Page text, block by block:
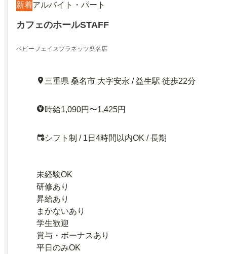
新着アルバイト・パート
カフェのホールSTAFF
ベビーフェイスプラネッツ桑名店
三重県 桑名市 大字安永 / 益生駅 徒歩22分
時給1,090円〜1,425円
シフト制 / 1日4時間以内OK / 長期
未経験OK
研修あり
昇給あり
まかないあり
学生歓迎
賞与・ボーナスあり
平日のみOK